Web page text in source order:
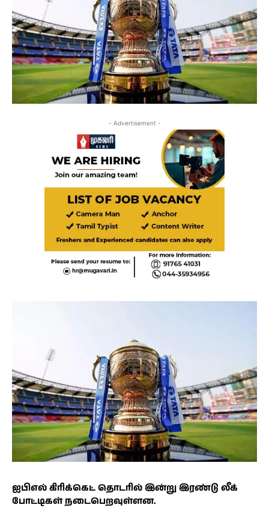
- Advertisement -
ஐபிஎல் கிரிக்கெட் தொடரில் இன்று இரண்டு லீக்
போட்டிகள் நடைபெறவுள்ளன.